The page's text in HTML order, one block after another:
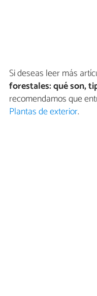
Si deseas leer más
forestales: qué son,
recomendamos que
Plantas de exterior.